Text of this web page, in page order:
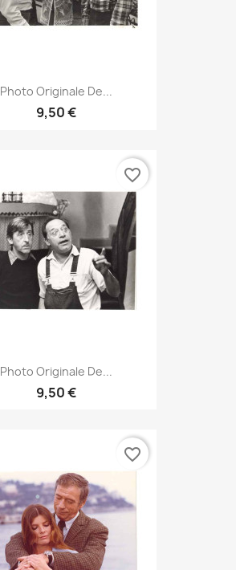
Photo Originale De...
9,50 €
Photo Originale De...
9,50 €
favorite_border
favorite_border